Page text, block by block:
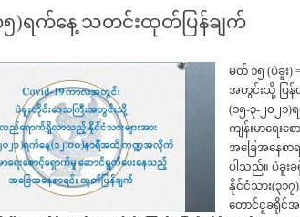
)ရက်နေ့ သတင်းထုတ်ပြန်ချက်
မတ် ၁၅ (ပဲခူး)
အတွင်းသို့ ပြန်
(၁၅-၃-၂၀၂၁
ကျန်းမာရေး
အခြေအနေစာ
ပါသည်။ ပဲခူးခ
နိုင်ငံသား(၃၁၇)
တောင်ငူခရိုင်အတွ